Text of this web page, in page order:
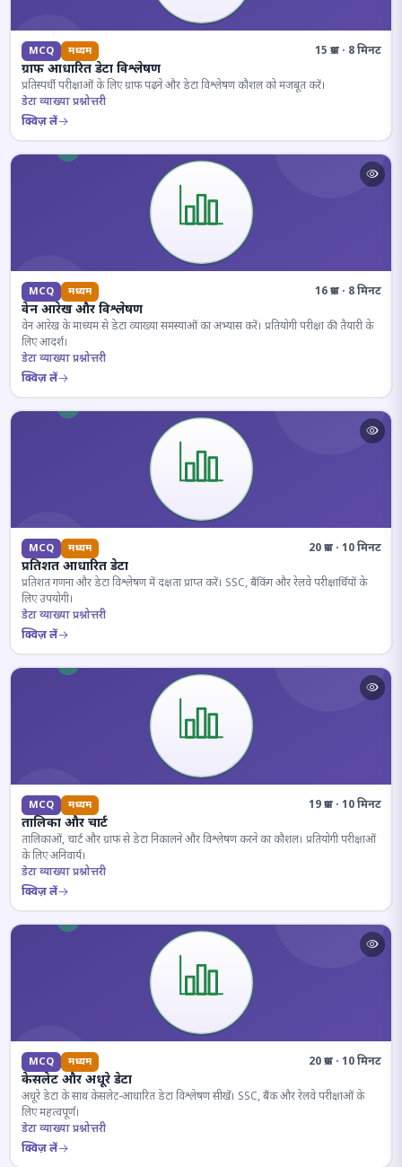
MCQ मध्यम 15 प्रश्न · 8 मिनट
ग्राफ आधारित डेटा विश्लेषण
प्रतिस्पर्धी परीक्षाओं के लिए ग्राफ पढ़ने और डेटा विश्लेषण कौशल को मजबूत करें।
डेटा व्याख्या प्रश्नोत्तरी
क्विज़ लें
MCQ मध्यम 16 प्रश्न · 8 मिनट
वेन आरेख और विश्लेषण
वेन आरेख के माध्यम से डेटा व्याख्या समस्याओं का अभ्यास करें। प्रतियोगी परीक्षा की तैयारी के
लिए आदर्श।
डेटा व्याख्या प्रश्नोत्तरी
क्विज़ लें
MCQ मध्यम 20 प्रश्न · 10 मिनट
प्रतिशत आधारित डेटा
प्रतिशत गणना और डेटा विश्लेषण में दक्षता प्राप्त करें। SSC, बैंकिंग और रेलवे परीक्षार्थियों के
लिए उपयोगी।
डेटा व्याख्या प्रश्नोत्तरी
क्विज़ लें
MCQ मध्यम 19 प्रश्न · 10 मिनट
तालिका और चार्ट
तालिकाओं, चार्ट और ग्राफ से डेटा निकालने और विश्लेषण करने का कौशल। प्रतियोगी परीक्षाओं
के लिए अनिवार्य।
डेटा व्याख्या प्रश्नोत्तरी
क्विज़ लें
MCQ मध्यम 20 प्रश्न · 10 मिनट
केसलेट और अधूरे डेटा
अधूरे डेटा के साथ केसलेट-आधारित डेटा विश्लेषण सीखें। SSC, बैंक और रेलवे परीक्षाओं के
लिए महत्वपूर्ण।
डेटा व्याख्या प्रश्नोत्तरी
क्विज़ लें